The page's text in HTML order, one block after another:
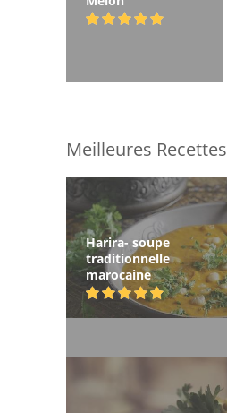
Meilleures Recettes
Harira- soupe
traditionnelle
marocaine